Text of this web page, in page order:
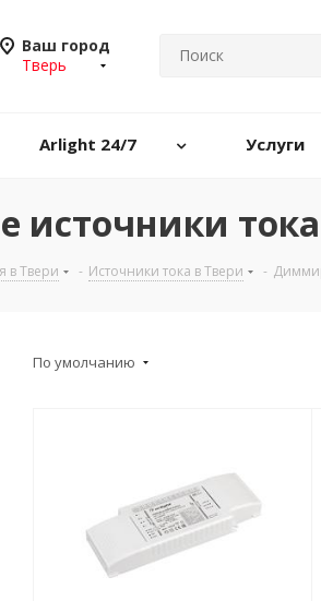
Ваш город
Тверь
Arlight 24/7 Услуги
тока
в Твери - Источники тока в Твери -
По умолчанию